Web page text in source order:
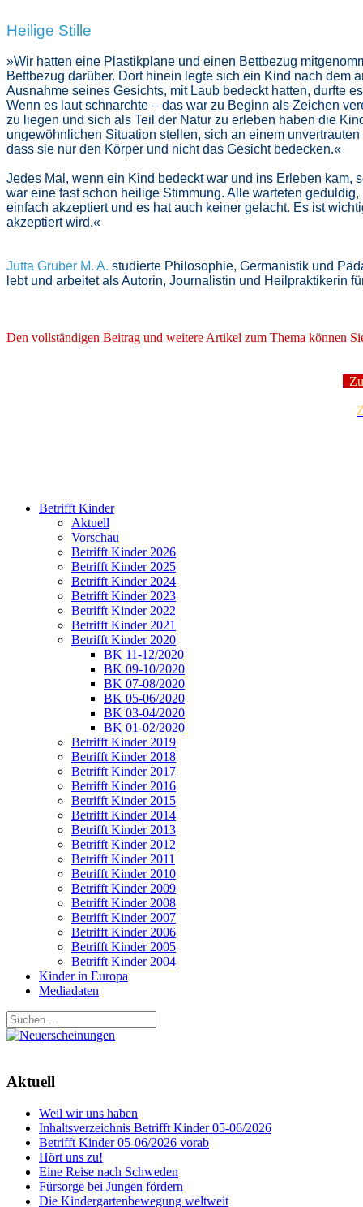
Heilige Stille
»Wir hatten eine Plastikplane und einen Bettbezug
Bettbezug darüber. Dort hinein legte sich ein Kind nach dem
Ausnahme seines Gesichts, mit Laub bedeckt hatten, durfte
Wenn es laut schnarchte – das war zu Beginn als Zeichen
zu liegen und sich als Teil der Natur zu erleben haben die
ungewöhnlichen Situation stellen, sich an einem
dass sie nur den Körper und nicht das Gesicht bedecken.«
Jedes Mal, wenn ein Kind bedeckt war und ins Erleben
war eine fast schon heilige Stimmung. Alle warteten
einfach akzeptiert und es hat auch keiner gelacht. Es ist
akzeptiert wird.«
Jutta Gruber M. A. studierte Philosophie, Germanistik und
lebt und arbeitet als Autorin, Journalistin und Heilpraktikerin
Den vollständigen Beitrag und weitere Artikel zum Thema können
Betrifft Kinder
Aktuell
Vorschau
Betrifft Kinder 2026
Betrifft Kinder 2025
Betrifft Kinder 2024
Betrifft Kinder 2023
Betrifft Kinder 2022
Betrifft Kinder 2021
Betrifft Kinder 2020
BK 11-12/2020
BK 09-10/2020
BK 07-08/2020
BK 05-06/2020
BK 03-04/2020
BK 01-02/2020
Betrifft Kinder 2019
Betrifft Kinder 2018
Betrifft Kinder 2017
Betrifft Kinder 2016
Betrifft Kinder 2015
Betrifft Kinder 2014
Betrifft Kinder 2013
Betrifft Kinder 2012
Betrifft Kinder 2011
Betrifft Kinder 2010
Betrifft Kinder 2009
Betrifft Kinder 2008
Betrifft Kinder 2007
Betrifft Kinder 2006
Betrifft Kinder 2005
Betrifft Kinder 2004
Kinder in Europa
Mediadaten
Aktuell
Weil wir uns haben
Inhaltsverzeichnis Betrifft Kinder 05-06/2026
Betrifft Kinder 05-06/2026 vorab
Hört uns zu!
Eine Reise nach Schweden
Fürsorge bei Jungen fördern
Die Kindergartenbewegung weltweit